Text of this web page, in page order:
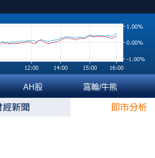
AH股 窩輪/牛熊